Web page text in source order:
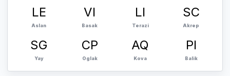
LE
Aslan
VI
Basak
LI
Terazi
SC
Akrep
SG
Yay
CP
Oglak
AQ
Kova
PI
Balik